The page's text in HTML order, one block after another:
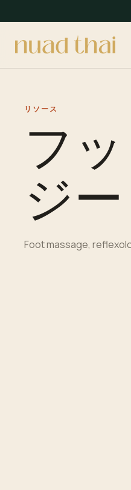
リソース
フ
ジー
Foot massage,